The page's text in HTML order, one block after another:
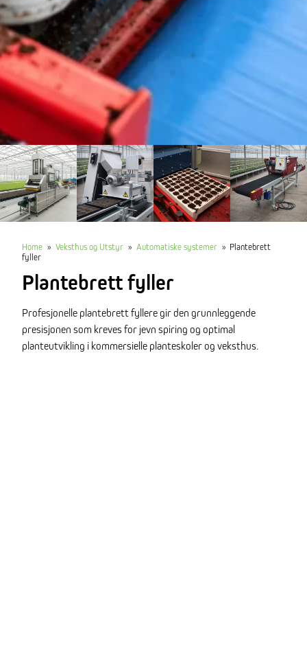
Home » Veksthus og Utstyr » Automatiske systemer » Plantebrett
fyller
Plantebrett fyller
Profesjonelle plantebrett fyllere gir den grunnleggende
presisjonen som kreves for jevn spiring og optimal
planteutvikling i kommersielle planteskoler og veksthus.